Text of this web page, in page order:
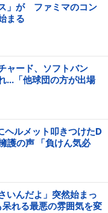
」が ファミマのコン
まる
ャード、ソフトバン
...「他球団の方が出場
ヘルメット叩きつけたD
護の声 「負けん気必
いんだよ」突然始まっ
れる最悪の雰囲気を変